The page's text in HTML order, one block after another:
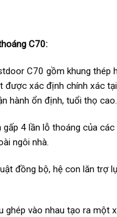
C70:
C70 gồm khung
xác định chính xác
hành ổn định, tuổi thọ cao.
4 lần lỗ thoáng của
ngôi nhà.
đồng bộ, hệ con lăn trợ
ghép vào nhau tạo ra